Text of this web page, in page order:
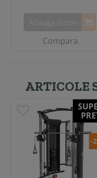
Compara
ARTICOLE
-